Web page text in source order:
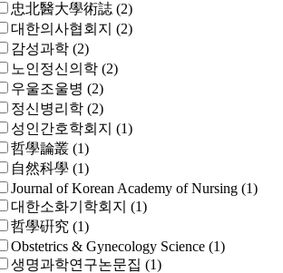
忠北醫大學術誌 (2)
대한의사협회지 (2)
감성과학 (2)
노인정신의학 (2)
우울조울병 (2)
정신병리학 (2)
성인간호학회지 (1)
哲學論叢 (1)
自然科學 (1)
Journal of Korean Academy of Nursing (1)
대한소화기학회지 (1)
哲學硏究 (1)
Obstetrics & Gynecology Science (1)
생명과학연구논문집 (1)